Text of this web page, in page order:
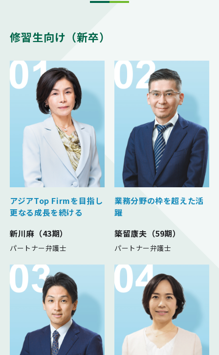
修習生向け（新卒）
アジアTop Firmを目指し
更なる成長を続ける
新川麻（43期）
パートナー弁護士
業務分野の枠を超えた活
躍
築留康夫（59期）
パートナー弁護士